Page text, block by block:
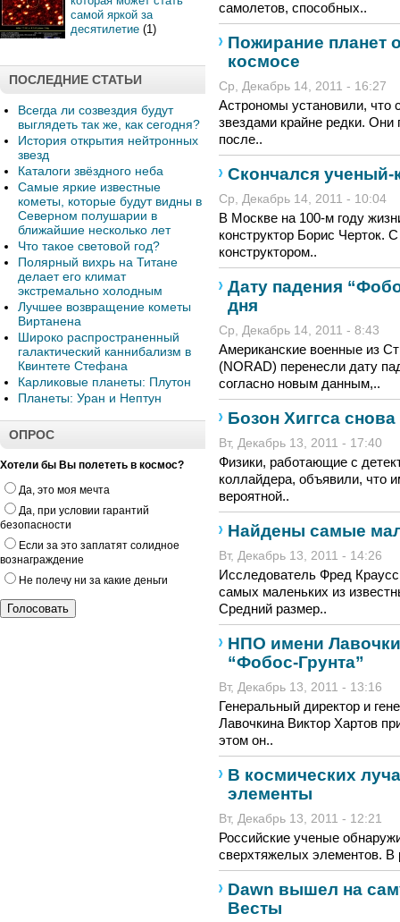
самой яркой за
десятилетие (1)
ПОСЛЕДНИЕ СТАТЬИ
Всегда ли созвездия будут
выглядеть так же, как сегодня?
История открытия нейтронных
звезд
Каталоги звёздного неба
Самые яркие известные
кометы, которые будут видны в
Северном полушарии в
ближайшие несколько лет
Что такое световой год?
Полярный вихрь на Титане
делает его климат
экстремально холодным
Лучшее возвращение кометы
Виртанена
Широко распространенный
галактический каннибализм в
Квинтете Стефана
Карликовые планеты: Плутон
Планеты: Уран и Нептун
ОПРОС
Хотели бы Вы полететь в космос?
Да, это моя мечта
Да, при условии гарантий
безопасности
Если за это заплатят солидное
вознаграждение
Не полечу ни за какие деньги
самолетов, способных..
Пожирание планет
космосе
Ср, Декабрь 14, 2011 - 16:27
Астрономы установили, что
звездами крайне редки.
после..
Скончался ученый-
Ср, Декабрь 14, 2011 - 10:04
В Москве на 100-м году
конструктор Борис Черток.
конструктором..
Дату падения
дня
Ср, Декабрь 14, 2011 - 8:43
Американские военные из
(NORAD) перенесли дату
согласно новым данным,..
Бозон Хиггса
Вт, Декабрь 13, 2011 - 17:40
Физики, работающие с
коллайдера, объявили, что
вероятной..
Найдены самые
Вт, Декабрь 13, 2011 - 14:26
Исследователь Фред
самых маленьких из
Средний размер..
НПО имени
“Фобос-Грунта”
Вт, Декабрь 13, 2011 - 13:16
Генеральный директор и
Лавочкина Виктор Хартов
этом он..
В космических
элементы
Вт, Декабрь 13, 2011 - 12:21
Российские ученые
сверхтяжелых элементов. В
Dawn вышел на
Весты